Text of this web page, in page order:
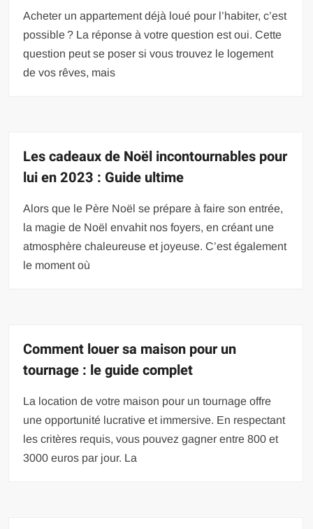
Acheter un appartement déjà loué pour l’habiter, c’est
possible ? La réponse à votre question est oui. Cette
question peut se poser si vous trouvez le logement
de vos rêves, mais
Les cadeaux de Noël incontournables pour
lui en 2023 : Guide ultime
Alors que le Père Noël se prépare à faire son entrée,
la magie de Noël envahit nos foyers, en créant une
atmosphère chaleureuse et joyeuse. C’est également
le moment où
Comment louer sa maison pour un
tournage : le guide complet
La location de votre maison pour un tournage offre
une opportunité lucrative et immersive. En respectant
les critères requis, vous pouvez gagner entre 800 et
3000 euros par jour. La